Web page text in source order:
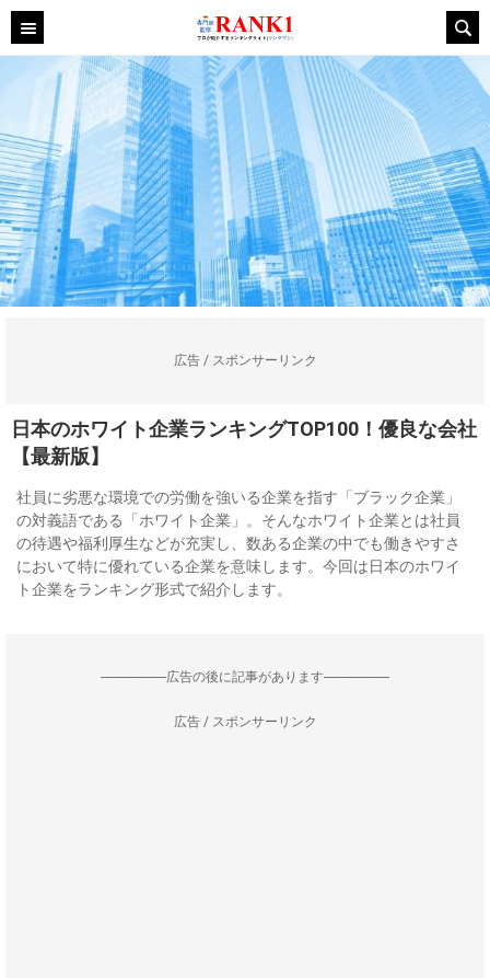
広告 / スポンサーリンク
日本のホワイト企業ランキングTOP100！優良な会社
【最新版】
社員に劣悪な環境での労働を強いる企業を指す「ブラック企業」
の対義語である「ホワイト企業」。そんなホワイト企業とは社員
の待遇や福利厚生などが充実し、数ある企業の中でも働きやすさ
において特に優れている企業を意味します。今回は日本のホワイ
ト企業をランキング形式で紹介します。
--------------------広告の後に記事があります--------------------
広告 / スポンサーリンク